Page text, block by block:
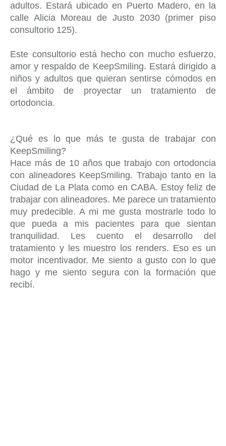
adultos. Estará ubicado en Puerto Madero, en la
calle Alicia Moreau de Justo 2030 (primer piso
consultorio 125).
Este consultorio está hecho con mucho esfuerzo,
amor y respaldo de KeepSmiling. Estará dirigido a
niños y adultos que quieran sentirse cómodos en
el ámbito de proyectar un tratamiento de
ortodoncia.
¿Qué es lo que más te gusta de trabajar con
KeepSmiling?
Hace más de 10 años que trabajo con ortodoncia
con alineadores KeepSmiling. Trabajo tanto en la
Ciudad de La Plata como en CABA. Estoy feliz de
trabajar con alineadores. Me parece un tratamiento
muy predecible. A mi me gusta mostrarle todo lo
que pueda a mis pacientes para que sientan
tranquilidad. Les cuento el desarrollo del
tratamiento y les muestro los renders. Eso es un
motor incentivador. Me siento a gusto con lo que
hago y me siento segura con la formación que
recibí.